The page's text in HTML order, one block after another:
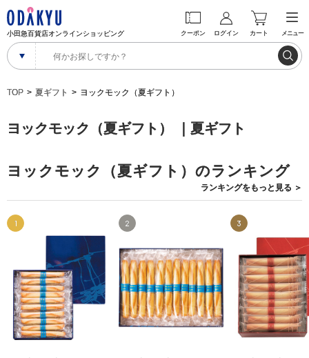
小田急百貨店オンラインショッピング クーポン ログイン カート メニュー
TOP 夏ギフト ヨックモック（夏ギフト）
ヨックモック（夏ギフト） ｜夏ギフト
ヨックモック（夏ギフト）のランキング
ランキングをもっと見る ＞
1 2 3